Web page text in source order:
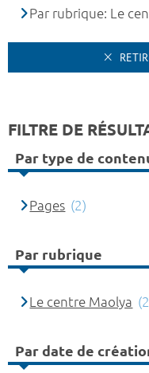
Par rubrique: Le
FILTRE DE
Par type de
Pages (2)
Par rubrique
Le centre Maolya
Par date de